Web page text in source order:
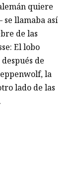
quiere
se llamaba así
de las
El lobo
de
la
lado de las